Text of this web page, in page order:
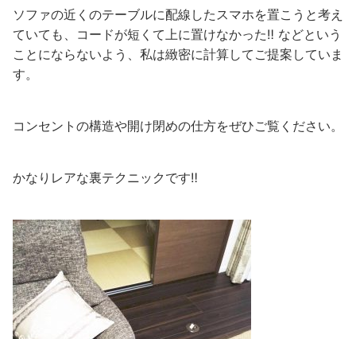
ソファの近くのテーブルに配線したスマホを置こうと考え
ていても、コードが短くて上に置けなかった‼︎ などという
ことにならないよう、私は緻密に計算してご提案していま
す。
コンセントの構造や開け閉めの仕方をぜひご覧ください。
かなりレアな裏テクニックです‼︎